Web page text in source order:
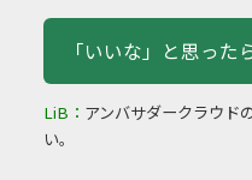
「いいな」と思った
LiB： アンバサダークラウド
い。